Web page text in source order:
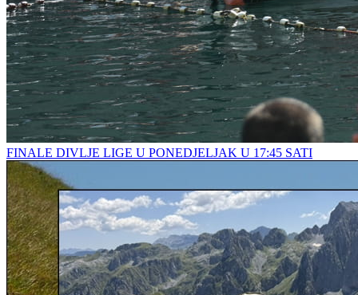
FINALE DIVLJE LIGE U PONEDJELJAK U 17:45 SATI